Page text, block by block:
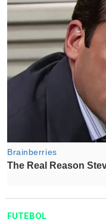
FUTEBOL